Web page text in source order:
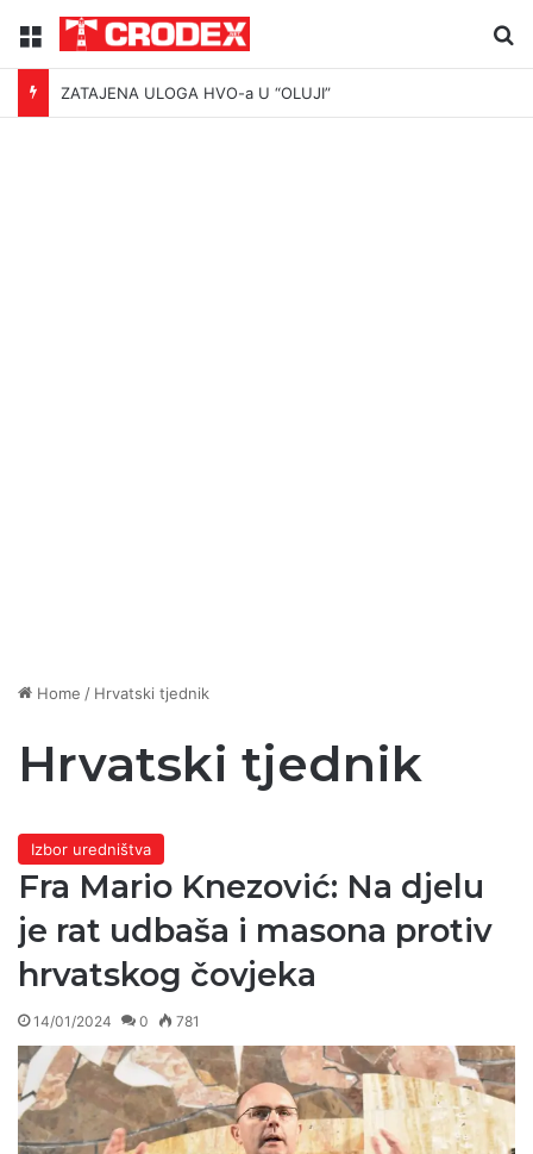
Menu
ZATAJENA ULOGA HVO-a U “OLUJI”
Home / Hrvatski tjednik
Hrvatski tjednik
Izbor uredništva
Fra Mario Knezović: Na djelu
je rat udbaša i masona protiv
hrvatskog čovjeka
14/01/2024 0 781